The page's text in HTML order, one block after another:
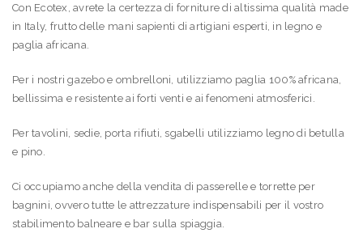
Con Ecotex, avrete la certezza di forniture di altissima qualità made
in Italy, frutto delle mani sapienti di artigiani esperti, in legno e
paglia africana.
Per i nostri gazebo e ombrelloni, utilizziamo paglia 100% africana,
bellissima e resistente ai forti venti e ai fenomeni atmosferici.
Per tavolini, sedie, porta rifiuti, sgabelli utilizziamo legno di betulla
e pino.
Ci occupiamo anche della vendita di passerelle e torrette per
bagnini, ovvero tutte le attrezzature indispensabili per il vostro
stabilimento balneare e bar sulla spiaggia.